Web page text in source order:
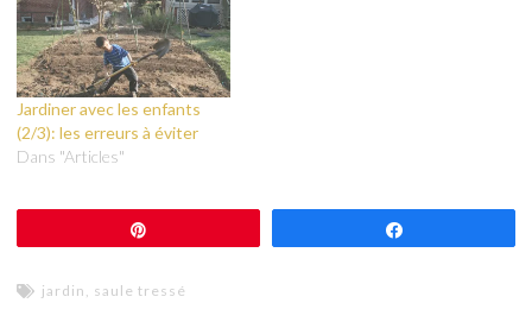
Jardiner avec les enfants
(2/3): les erreurs à éviter
Dans "Articles"
jardin saule tressé